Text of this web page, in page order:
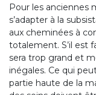
Pour les anciennes
s’adapter à la
aux cheminées à
totalement. S’il est
sera trop grand et
inégales. Ce qui
partie haute de la